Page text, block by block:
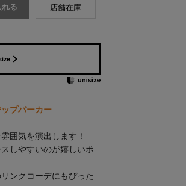
れる 店舗在庫
プパーカー
囲気を演出します！
しやすいのが嬉しいポ
ンクコーデにもぴった